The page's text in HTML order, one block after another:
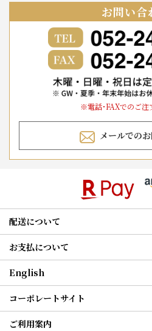
お問い合
※電話･FAXでのご注
メールでの
配送について
お支払について
English
コーポレートサイト
ご利用案内